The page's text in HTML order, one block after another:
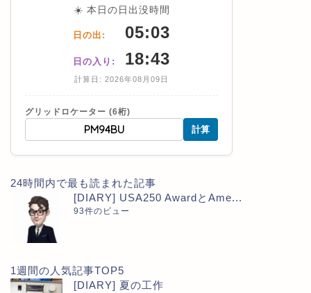
☀️ 本日の日出没時間
日の出: 05:03
日の入り: 18:43
計算日: 2026年08月09日
グリッドロケーター (6桁)
計算
24時間内で最も読まれた記事
[DIARY] USA250 AwardとAme...
93件のビュー
1週間の人気記事TOP5
[DIARY] 夏の工作